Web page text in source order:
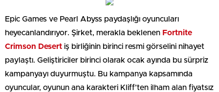
Epic Games ve Pearl Abyss paydaşlığı oyuncuları
heyecanlandırıyor. Şirket, merakla beklenen Fortnite
Crimson Desert iş birliğinin birinci resmi görselini nihayet
paylaştı. Geliştiriciler birinci olarak ocak ayında bu sürpriz
kampanyayı duyurmuştu. Bu kampanya kapsamında
oyuncular, oyunun ana karakteri Kliff’ten ilham alan fiyatsız